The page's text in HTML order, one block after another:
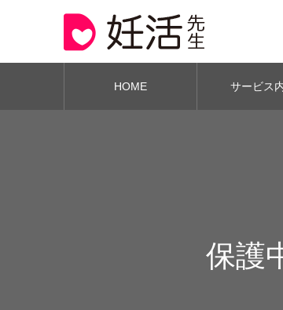
HOME サービス
保護